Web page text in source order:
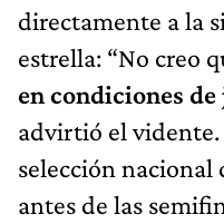
directamente a la
estrella: “No creo
en condiciones de
advirtió el
selección
antes de las